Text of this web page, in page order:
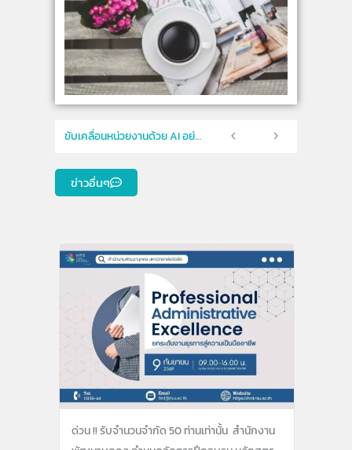
ขับเคลื่อนหน่วยงานด้วย AI อย่างปลอดภัยและมีธรรมาภิบาล
ข่าวอื่นๆ
ด่วน !! รับจำนวนจำกัด 50 ท่านเท่านั้น สำนักงาน